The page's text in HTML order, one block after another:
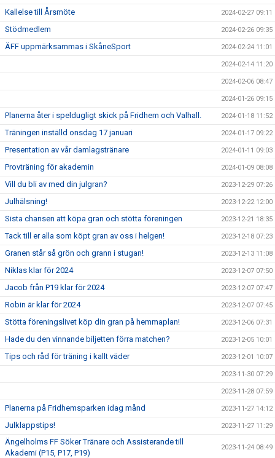
Kallelse till Årsmöte 2024-02-27 09:11
Stödmedlem 2024-02-26 09:35
ÄFF uppmärksammas i SkåneSport 2024-02-24 11:01
2024-02-14 11:20
2024-02-06 08:47
2024-01-26 09:15
Planerna åter i speldugligt skick på Fridhem och Valhall. 2024-01-18 11:52
Träningen inställd onsdag 17 januari 2024-01-17 09:22
Presentation av vår damlagstränare 2024-01-11 09:03
Provträning för akademin 2024-01-09 08:08
Vill du bli av med din julgran? 2023-12-29 07:26
Julhälsning! 2023-12-22 12:00
Sista chansen att köpa gran och stötta föreningen 2023-12-21 18:35
Tack till er alla som köpt gran av oss i helgen! 2023-12-18 07:23
Granen står så grön och grann i stugan! 2023-12-13 11:08
Niklas klar för 2024 2023-12-07 07:50
Jacob från P19 klar för 2024 2023-12-07 07:47
Robin är klar för 2024 2023-12-07 07:45
Stötta föreningslivet köp din gran på hemmaplan! 2023-12-06 07:31
Hade du den vinnande biljetten förra matchen? 2023-12-05 10:01
Tips och råd för träning i kallt väder 2023-12-01 10:07
2023-11-30 07:29
2023-11-28 07:59
Planerna på Fridhemsparken idag månd 2023-11-27 14:12
Julklappstips! 2023-11-27 11:29
Ängelholms FF Söker Tränare och Assisterande till
Akademi (P15, P17, P19)
2023-11-24 08:49